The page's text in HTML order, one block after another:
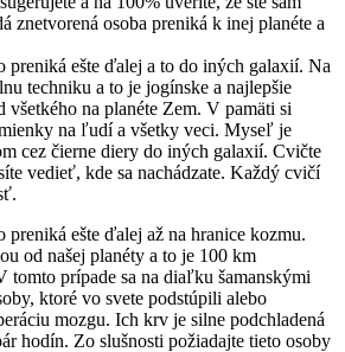
znetvorená osoba preniká k inej planéte a
preniká ešte ďalej a to do iných galaxií. Na
techniku a to je jogínske a najlepšie
všetkého na planéte Zem. V pamäti si
na ľudí a všetky veci. Myseľ je
cez čierne diery do iných galaxií. Cvičte
vedieť, kde sa nachádzate. Každý cvičí
preniká ešte ďalej až na hranice kozmu.
od našej planéty a to je 100 km
tomto prípade sa na diaľku šamanskými
ktoré vo svete podstúpili alebo
mozgu. Ich krv je silne podchladená
hodín. Zo slušnosti požiadajte tieto osoby